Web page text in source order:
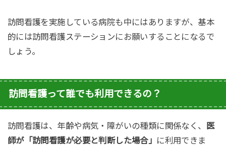
訪問看護を実施している病院も中にはありますが、基本
的には訪問看護ステーションにお願いすることになるで
しょう。
訪問看護って誰でも利用できるの？
訪問看護は、年齢や病気・障がいの種類に関係なく、
医
師が「訪問看護が必要と判断した場合」 に利用できま